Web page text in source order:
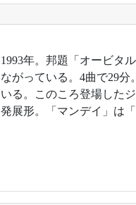
1993年。邦題「オービタ
ながっている。4曲で29
いる。このころ登場した
発展形。「マンデイ」は